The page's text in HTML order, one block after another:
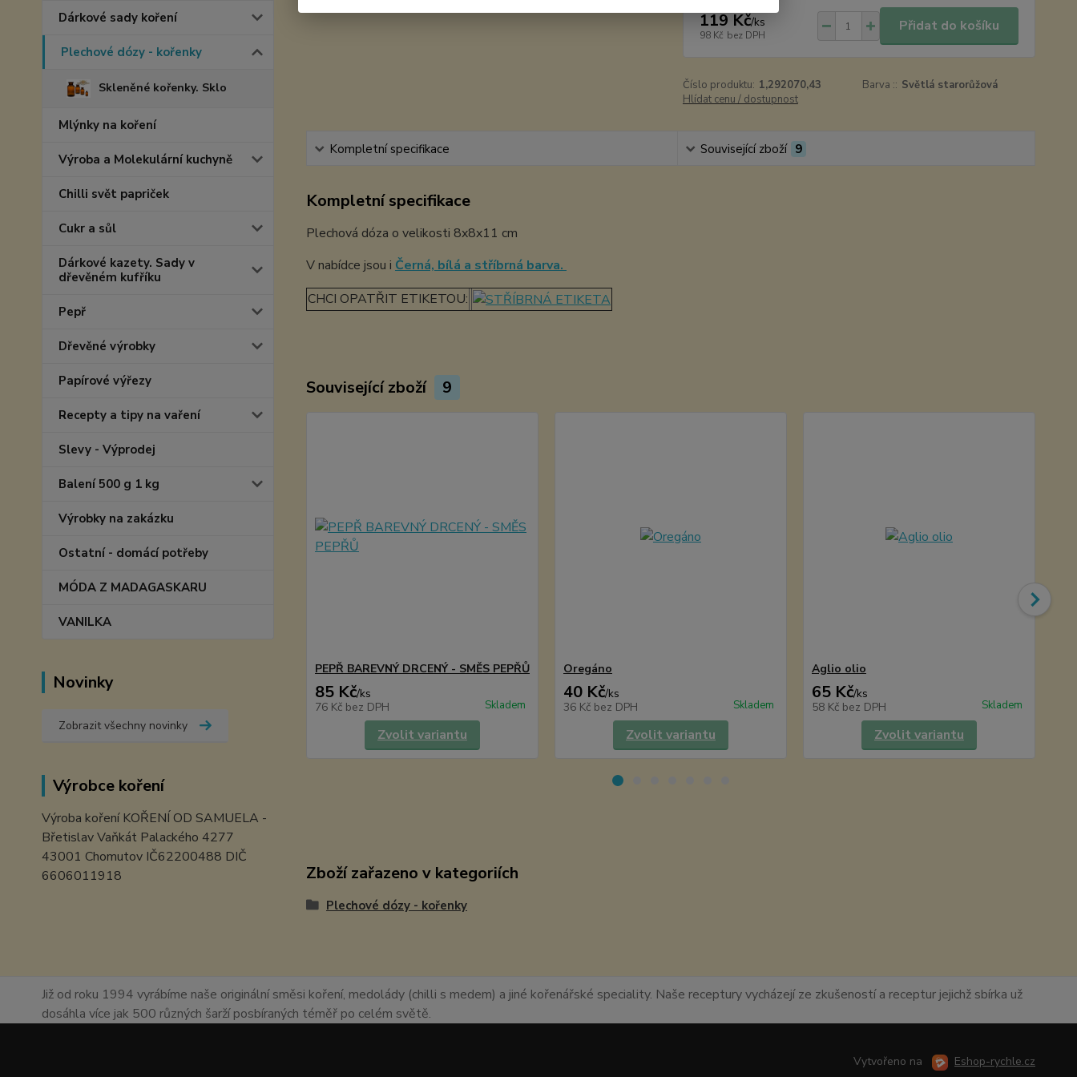
Dárkové sady koření
Plechové dózy - kořenky
Skleněné kořenky. Sklo
Mlýnky na koření
Výroba a Molekulární kuchyně
Chilli svět papriček
Cukr a sůl
Dárkové kazety. Sady v
dřevěném kufříku
Pepř
Dřevěné výrobky
Papírové výřezy
Recepty a tipy na vaření
Slevy - Výprodej
Balení 500 g 1 kg
Výrobky na zakázku
Ostatní - domácí potřeby
MÓDA Z MADAGASKARU
VANILKA
Novinky
Zobrazit všechny novinky
Výrobce koření
Výroba koření KOŘENÍ OD SAMUELA -
Břetislav Vaňkát Palackého 4277
43001 Chomutov IČ62200488 DIČ
6606011918
119 Kč/ks
98 Kč bez DPH
Přidat do košíku
Číslo produktu: 1,292070,43 Barva :: Světlá starorůžová
Hlídat cenu / dostupnost
Kompletní specifikace Související zboží 9
Kompletní specifikace
Plechová dóza o velikosti 8x8x11 cm
V nabídce jsou i Černá, bílá a stříbrná barva.
CHCI OPATŘIT ETIKETOU:
Související zboží 9
PEPŘ BAREVNÝ DRCENÝ - SMĚS PEPŘŮ
85 Kč/ks
76 Kč bez DPH Skladem
Zvolit variantu
Oregáno
40 Kč/ks
36 Kč bez DPH Skladem
Zvolit variantu
Aglio olio
65 Kč/ks
58 Kč bez DPH Skladem
Zvolit variantu
Zboží zařazeno v kategoriích
Plechové dózy - kořenky
Již od roku 1994 vyrábíme naše originální směsi koření, medolády (chilli s medem) a jiné kořenářské speciality. Naše receptury vycházejí ze zkušeností a receptur jejichž sbírka už
dosáhla více jak 500 různých šarží posbíraných téměř po celém světě.
Vytvořeno na Eshop-rychle.cz